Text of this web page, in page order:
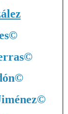
©
©
©
©